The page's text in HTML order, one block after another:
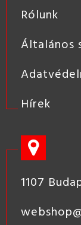
Rólunk
Általános
Hírek
1107